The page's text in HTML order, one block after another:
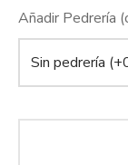
Añadir Pedrería